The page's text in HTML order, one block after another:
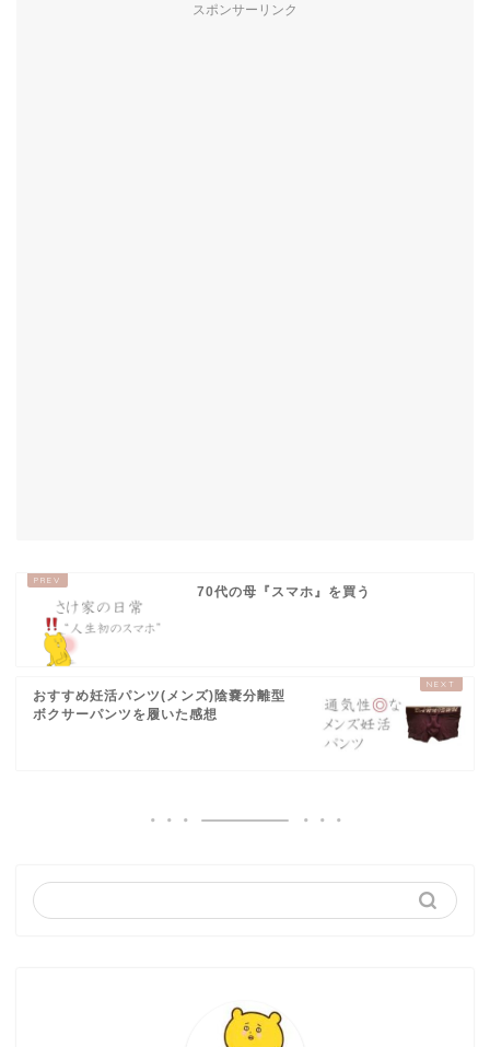
スポンサーリンク
70代の母『スマホ』を買う
おすすめ妊活パンツ(メンズ)陰嚢分離型
ボクサーパンツを履いた感想